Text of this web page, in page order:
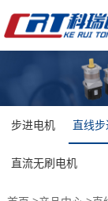
步进电机 直线
直流无刷电机